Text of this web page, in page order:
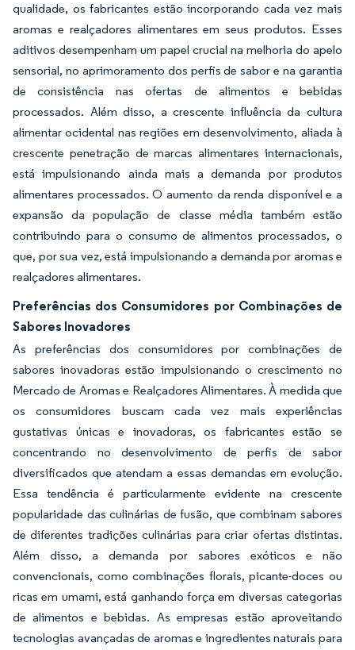
qualidade, os fabricantes estão incorporando cada vez mais
aromas e realçadores alimentares em seus produtos. Esses
aditivos desempenham um papel crucial na melhoria do apelo
sensorial, no aprimoramento dos perfis de sabor e na garantia
de consistência nas ofertas de alimentos e bebidas
processados. Além disso, a crescente influência da cultura
alimentar ocidental nas regiões em desenvolvimento, aliada à
crescente penetração de marcas alimentares internacionais,
está impulsionando ainda mais a demanda por produtos
alimentares processados. O aumento da renda disponível e a
expansão da população de classe média também estão
contribuindo para o consumo de alimentos processados, o
que, por sua vez, está impulsionando a demanda por aromas e
realçadores alimentares.
Preferências dos Consumidores por Combinações de
Sabores Inovadores
As preferências dos consumidores por combinações de
sabores inovadoras estão impulsionando o crescimento no
Mercado de Aromas e Realçadores Alimentares. À medida que
os consumidores buscam cada vez mais experiências
gustativas únicas e inovadoras, os fabricantes estão se
concentrando no desenvolvimento de perfis de sabor
diversificados que atendam a essas demandas em evolução.
Essa tendência é particularmente evidente na crescente
popularidade das culinárias de fusão, que combinam sabores
de diferentes tradições culinárias para criar ofertas distintas.
Além disso, a demanda por sabores exóticos e não
convencionais, como combinações florais, picante-doces ou
ricas em umami, está ganhando força em diversas categorias
de alimentos e bebidas. As empresas estão aproveitando
tecnologias avançadas de aromas e ingredientes naturais para